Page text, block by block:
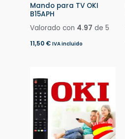
Mando para TV OKI
B15APH
Valorado con 4.97 de 5
11,50 € IVA incluido